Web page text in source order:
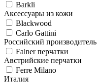
Barkli
Аксессуары из кожи
Blackwood
Carlo Gattini
Российский производитель
Falner перчатки
Австрийские перчатки
Ferre Milano
Италия